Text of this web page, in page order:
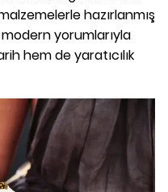
hazırlanmış
yorumlarıyla
hem de yaratıcılık